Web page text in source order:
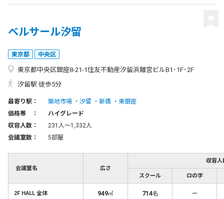
ベルサール汐留
東京都 中央区
東京都中央区銀座8-21-1住友不動産汐留浜離宮ビルB1･1F･2F
汐留駅 徒歩5分
最寄り駅： 築地市場 汐留 新橋
東銀座
価格帯 ：
ハイグレード
収容人数：
231人〜1,332人
会議室数：
5部屋
会議室名 広さ
収容人
スクール ロの字
2F HALL 全体 949㎡ 714名 －